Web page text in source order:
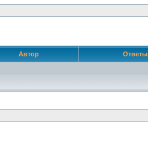
Автор Ответы